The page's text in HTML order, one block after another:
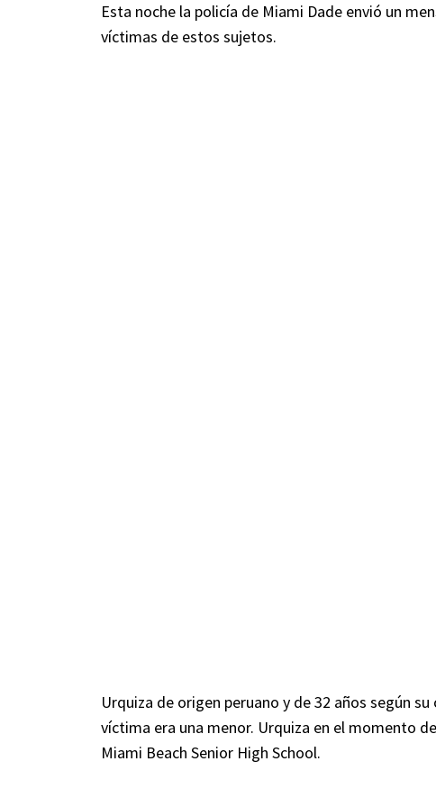
Esta noche la policía de Miami Dade envió un
víctimas de estos sujetos.
Urquiza de origen peruano y de 32 años según
víctima era una menor. Urquiza en el momento
Miami Beach Senior High School.